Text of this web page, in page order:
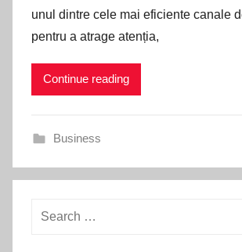
unul dintre cele mai eficiente canale
pentru a atrage atenția,
Continue reading
Business
Search